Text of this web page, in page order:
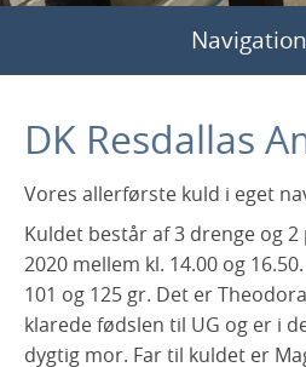
Navigation
Hvem er
Vores Katte
Houdini
Billeder af
Qaia
Killinger/
Aktuelle
Kontakt
DK Resdallas
Vores allerførste kuld i eget
Kuldet består af 3 drenge og
2020 mellem kl. 14.00 og
101 og 125 gr. Det er
klarede fødslen til UG og er i
dygtig mor. Far til kuldet er